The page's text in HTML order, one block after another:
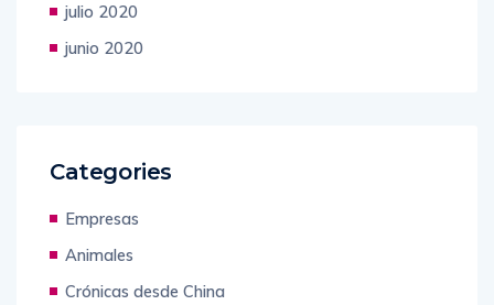
julio 2020
junio 2020
Categories
Empresas
Animales
Crónicas desde China